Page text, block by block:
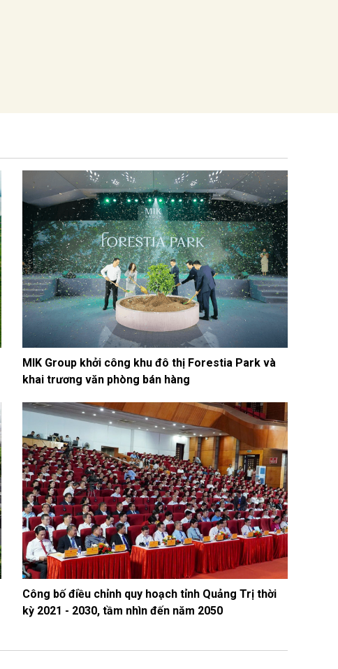
MIK Group khởi công khu đô thị Forestia Park và
khai trương văn phòng bán hàng
Công bố điều chỉnh quy hoạch tỉnh Quảng Trị thời
kỳ 2021 - 2030, tầm nhìn đến năm 2050